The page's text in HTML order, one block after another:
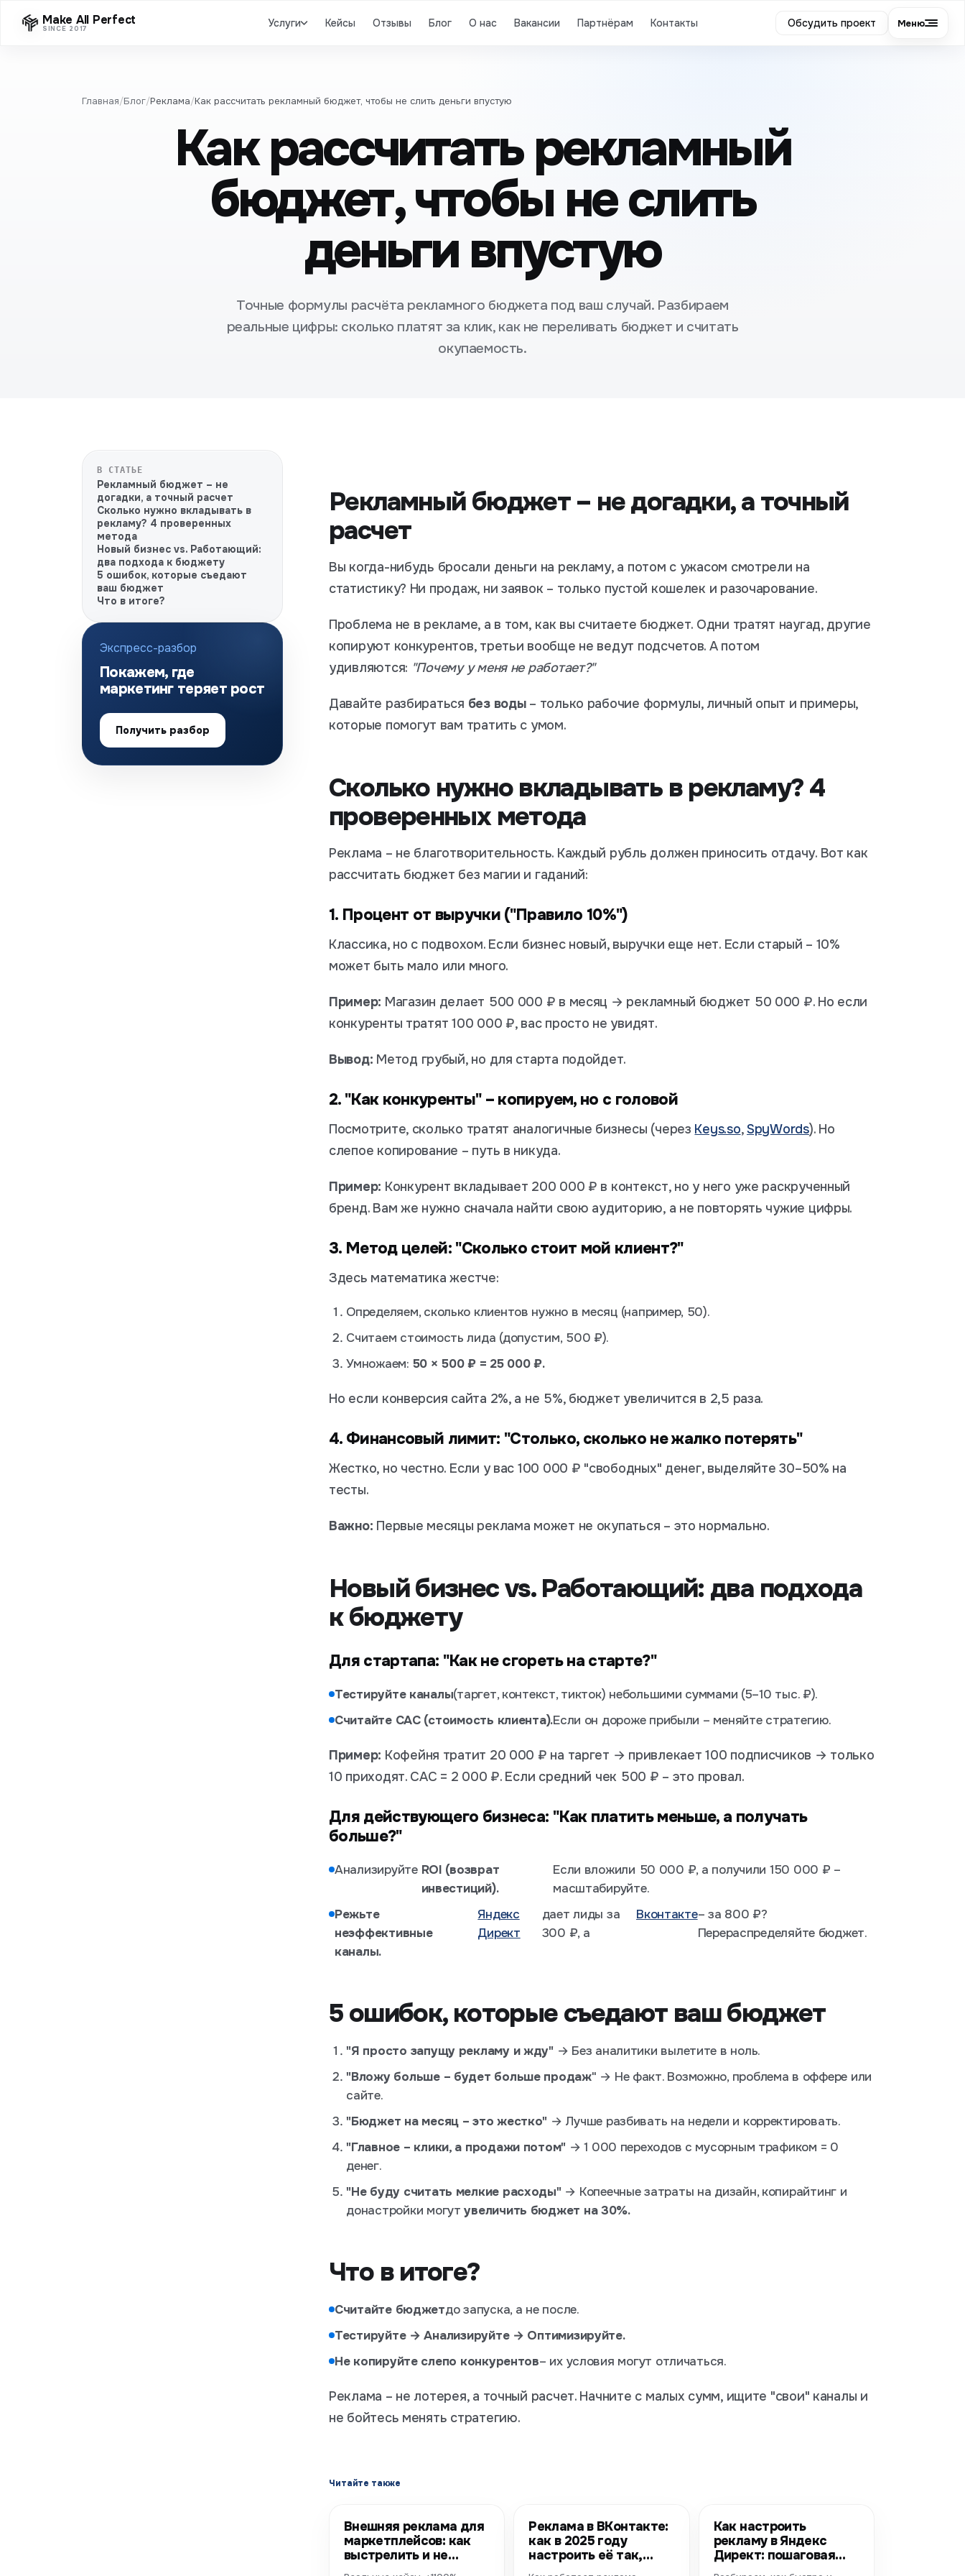
Make All Perfect
SINCE 2017 Услуги Кейсы Отзывы Блог О нас Вакансии Партнёрам Контакты Обсудить проект Меню
Главная/Блог/Реклама/Как рассчитать рекламный бюджет, чтобы не слить деньги впустую
Как рассчитать рекламный
бюджет, чтобы не слить
деньги впустую
Точные формулы расчёта рекламного бюджета под ваш случай. Разбираем
реальные цифры: сколько платят за клик, как не переливать бюджет и считать
окупаемость.
В СТАТЬЕ
Рекламный бюджет – не
догадки, а точный расчет
Сколько нужно вкладывать в
рекламу? 4 проверенных
метода
Новый бизнес vs. Работающий:
два подхода к бюджету
5 ошибок, которые съедают
ваш бюджет
Что в итоге?
Экспресс-разбор
Покажем, где
маркетинг теряет рост
Получить разбор
Рекламный бюджет – не догадки, а точный
расчет
Вы когда-нибудь бросали деньги на рекламу, а потом с ужасом смотрели на
статистику? Ни продаж, ни заявок – только пустой кошелек и разочарование.
Проблема не в рекламе, а в том, как вы считаете бюджет. Одни тратят наугад, другие
копируют конкурентов, третьи вообще не ведут подсчетов. А потом
удивляются: "Почему у меня не работает?"
Давайте разбираться без воды– только рабочие формулы, личный опыт и примеры,
которые помогут вам тратить с умом.
Сколько нужно вкладывать в рекламу? 4
проверенных метода
Реклама – не благотворительность. Каждый рубль должен приносить отдачу. Вот как
рассчитать бюджет без магии и гаданий:
1. Процент от выручки ("Правило 10%")
Классика, но с подвохом. Если бизнес новый, выручки еще нет. Если старый – 10%
может быть мало или много.
Пример: Магазин делает 500 000 ₽ в месяц → рекламный бюджет 50 000 ₽. Но если
конкуренты тратят 100 000 ₽, вас просто не увидят.
Вывод: Метод грубый, но для старта подойдет.
2. "Как конкуренты" – копируем, но с головой
Посмотрите, сколько тратят аналогичные бизнесы (через Keys.so,SpyWords). Но
слепое копирование – путь в никуда.
Пример: Конкурент вкладывает 200 000 ₽ в контекст, но у него уже раскрученный
бренд. Вам же нужно сначала найти свою аудиторию, а не повторять чужие цифры.
3. Метод целей: "Сколько стоит мой клиент?"
Здесь математика жестче:
Определяем, сколько клиентов нужно в месяц (например, 50).
Считаем стоимость лида (допустим, 500 ₽).
Умножаем: 50 × 500 ₽ = 25 000 ₽.
Но если конверсия сайта 2%, а не 5%, бюджет увеличится в 2,5 раза.
4. Финансовый лимит: "Столько, сколько не жалко потерять"
Жестко, но честно. Если у вас 100 000 ₽ "свободных" денег, выделяйте 30–50% на
тесты.
Важно: Первые месяцы реклама может не окупаться – это нормально.
Новый бизнес vs. Работающий: два подхода
к бюджету
Для стартапа: "Как не сгореть на старте?"
Тестируйте каналы(таргет, контекст, тикток) небольшими суммами (5–10 тыс. ₽).
Считайте CAC (стоимость клиента).Если он дороже прибыли – меняйте стратегию.
Пример: Кофейня тратит 20 000 ₽ на таргет → привлекает 100 подписчиков → только
10 приходят. CAC = 2 000 ₽. Если средний чек 500 ₽ – это провал.
Для действующего бизнеса: "Как платить меньше, а получать
больше?"
Анализируйте ROI (возврат
инвестиций).
Если вложили 50 000 ₽, а получили 150 000 ₽ –
масштабируйте.
Режьте
неэффективные
каналы.
Яндекс
Директ
дает лиды за
300 ₽, а
Вконтакте– за 800 ₽?
Перераспределяйте бюджет.
5 ошибок, которые съедают ваш бюджет
"Я просто запущу рекламу и жду"→ Без аналитики вылетите в ноль.
"Вложу больше – будет больше продаж" → Не факт. Возможно, проблема в оффере или
сайте.
"Бюджет на месяц – это жестко" → Лучше разбивать на недели и корректировать.
"Главное – клики, а продажи потом" → 1 000 переходов с мусорным трафиком = 0
денег.
"Не буду считать мелкие расходы"→ Копеечные затраты на дизайн, копирайтинг и
донастройки могутувеличить бюджет на 30%.
Что в итоге?
Считайте бюджетдо запуска, а не после.
Тестируйте → Анализируйте → Оптимизируйте.
Не копируйте слепо конкурентов– их условия могут отличаться.
Реклама – не лотерея, а точный расчет. Начните с малых сумм, ищите "свои" каналы и
не бойтесь менять стратегию.
Читайте также
Внешняя реклама для
маркетплейсов: как
выстрелить и не
промахнуться
Реклама в ВКонтакте:
как в 2025 году
настроить её так,
Как настроить
рекламу в Яндекс
Директ: пошаговая